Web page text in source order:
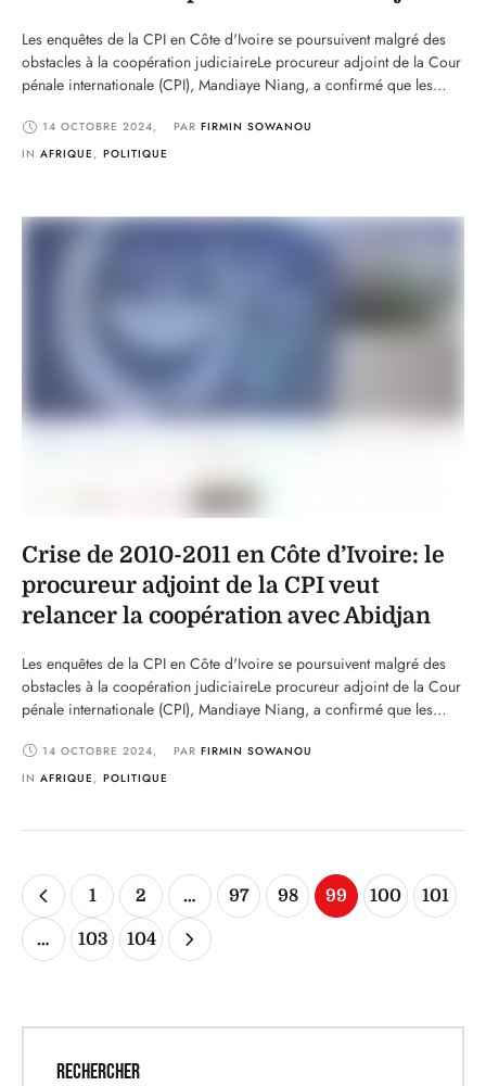
Les enquêtes de la CPI en Côte d'Ivoire se poursuivent malgré des
obstacles à la coopération judiciaireLe procureur adjoint de la Cour
pénale internationale (CPI), Mandiaye Niang, a confirmé que les
entre décembre 2010 et mai 2011, restent actives. Ces investigations,
malgré une coopération fragile, visent …
14 OCTOBRE 2024, PAR FIRMIN SOWANOU
IN AFRIQUE , POLITIQUE
Crise de 2010-2011 en Côte d’Ivoire: le
procureur adjoint de la CPI veut
relancer la coopération avec Abidjan
Les enquêtes de la CPI en Côte d'Ivoire se poursuivent malgré des
obstacles à la coopération judiciaireLe procureur adjoint de la Cour
pénale internationale (CPI), Mandiaye Niang, a confirmé que les
entre décembre 2010 et mai 2011, restent actives. Ces investigations,
malgré une coopération fragile, visent …
14 OCTOBRE 2024, PAR FIRMIN SOWANOU
IN AFRIQUE , POLITIQUE
1 2 … 97 98 99 100 101
… 103 104
RECHERCHER